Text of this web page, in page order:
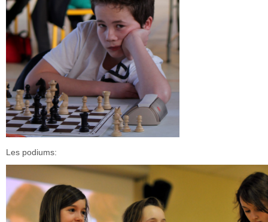
Les podiums: